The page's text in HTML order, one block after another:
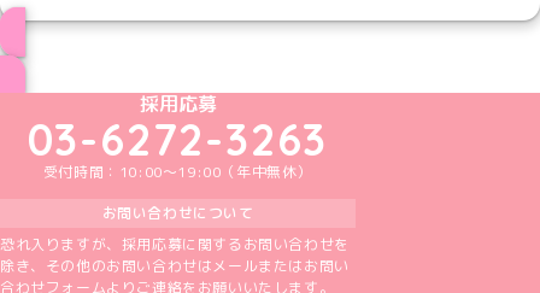
めいどりーみんTikTok公式アカウント
めいどりーみんX公式アカウント
めいどりーみんInstagram公式アカウント
めいどりーみんFacebook公式アカウン
めいどりーみんYouTube公式アカ
採用応募
03-6272-3263
受付時間：10:00～19:00（年中無休）
お問い合わせについて
恐れ入りますが、採用応募に関するお問い合わせを
除き、その他のお問い合わせはメールまたはお問い
合わせフォームよりご連絡をお願いいたします。